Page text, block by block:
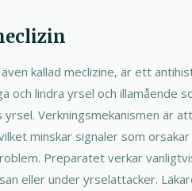
även kallad meclizine, är ett
och lindra yrsel och illamående
yrsel. Verkningsmekanismen är
minskar signaler som
Preparatet verkar
eller under yrselattacker.